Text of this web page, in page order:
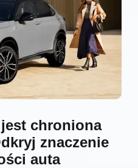
jest chroniona
znaczenie
auta